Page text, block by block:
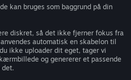
kan bruges som baggrund på din
diskret, så det ikke fjerner fokus fra
automatisk en skabelon til
ikke uploader dit eget, tager vi
og genererer et passende
det.